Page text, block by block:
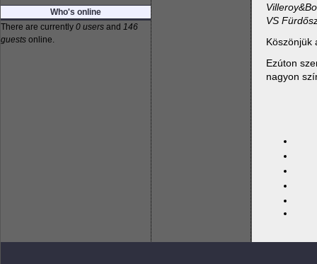
Who's online
There are currently 0 users and 146
guests online.
VS
Köszönjük
Ezúton
nagyon